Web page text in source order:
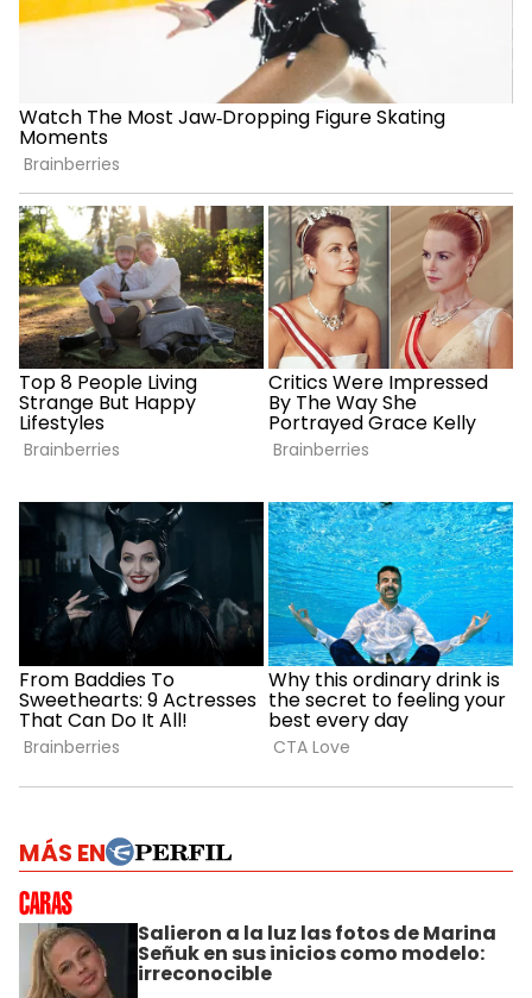
MÁS EN
Salieron a la luz las fotos de Marina
Señuk en sus inicios como modelo:
irreconocible